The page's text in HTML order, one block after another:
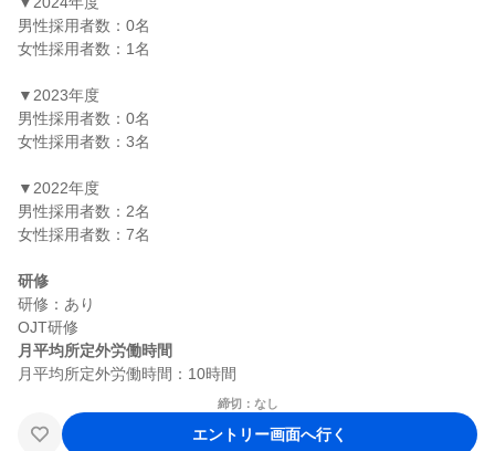
男性採用者数：0名
女性採用者数：1名
▼2023年度
男性採用者数：0名
女性採用者数：3名
▼2022年度
男性採用者数：2名
女性採用者数：7名
研修
研修：あり
月平均所定外労働時間
締切：なし
エントリー画面へ行く